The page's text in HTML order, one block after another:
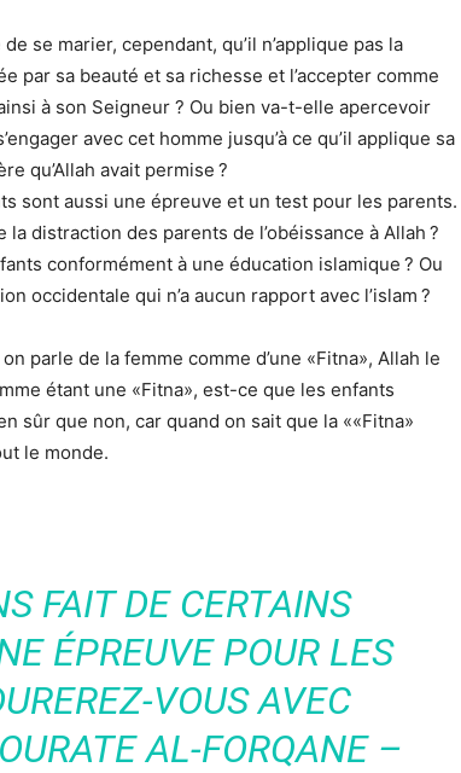
se marier, cependant, qu’il n’applique pas la
par sa beauté et sa richesse et l’accepter comme
à son Seigneur ? Ou bien va-t-elle apercevoir
avec cet homme jusqu’à ce qu’il applique sa
qu’Allah avait permise ?
sont aussi une épreuve et un test pour les parents.
distraction des parents de l’obéissance à Allah ?
conformément à une éducation islamique ? Ou
occidentale qui n’a aucun rapport avec l’islam ?
parle de la femme comme d’une «Fitna», Allah le
étant une «Fitna», est-ce que les enfants
sûr que non, car quand on sait que la ««Fitna»
le monde.
FAIT DE CERTAINS
ÉPREUVE POUR LES
VOUS AVEC
AL-FORQANE –